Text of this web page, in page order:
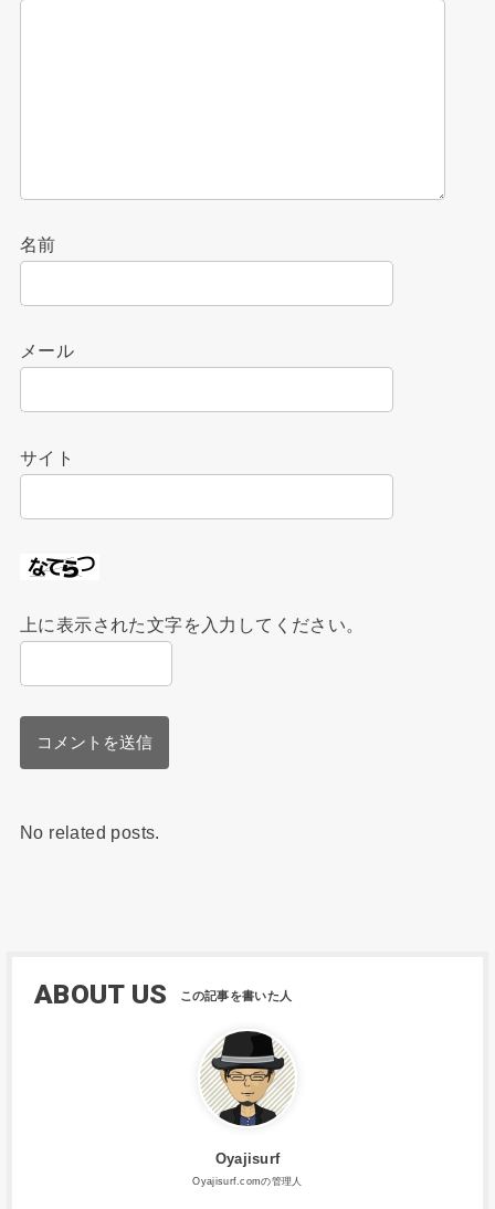
名前
メール
サイト
上に表示された文字を入力してください。
No related posts.
ABOUT US
Oyajisurf
Oyajisurf.comの管理人